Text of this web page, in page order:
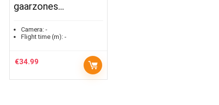
gaarzones…
Camera: -
Flight time (m): -
€34.99